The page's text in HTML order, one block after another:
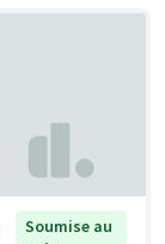
Soumise au